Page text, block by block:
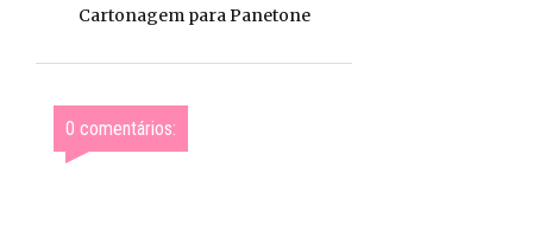
Cartonagem para Panetone
0 comentários: